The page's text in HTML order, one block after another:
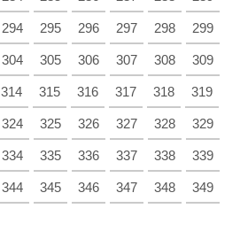
294 295 296 297 298 299
304 305 306 307 308 309
314 315 316 317 318 319
324 325 326 327 328 329
334 335 336 337 338 339
344 345 346 347 348 349